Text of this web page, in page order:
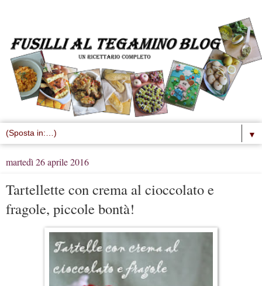
▼
martedì 26 aprile 2016
Tartellette con crema al cioccolato e
fragole, piccole bontà!